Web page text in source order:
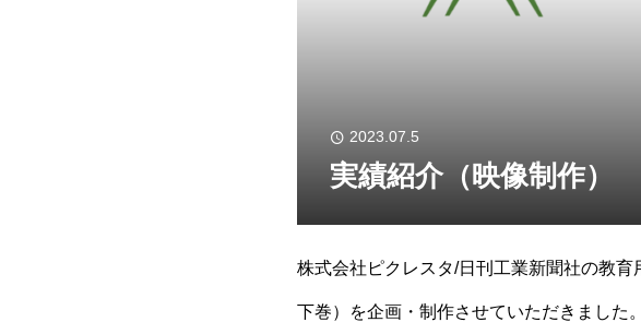
2023.07.5
実績紹介（映像制作）
株式会社ピクレスタ/日刊工業新聞社の教
下巻）を企画・制作させていただきました。